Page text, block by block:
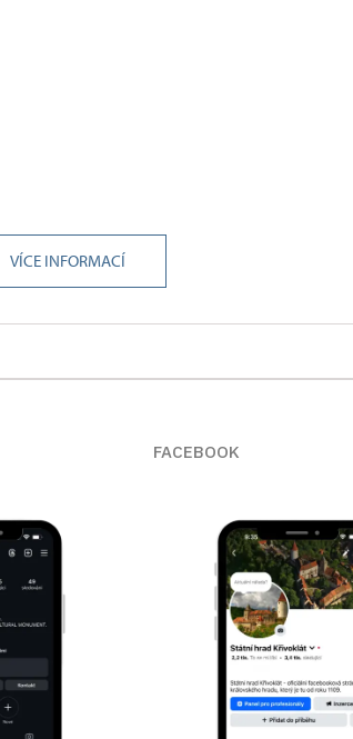
VÍCE INFORMACÍ
FACEBOOK